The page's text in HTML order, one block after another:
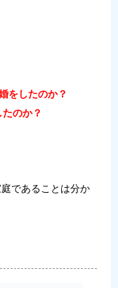
をしたのか？
のか？
であることは分か